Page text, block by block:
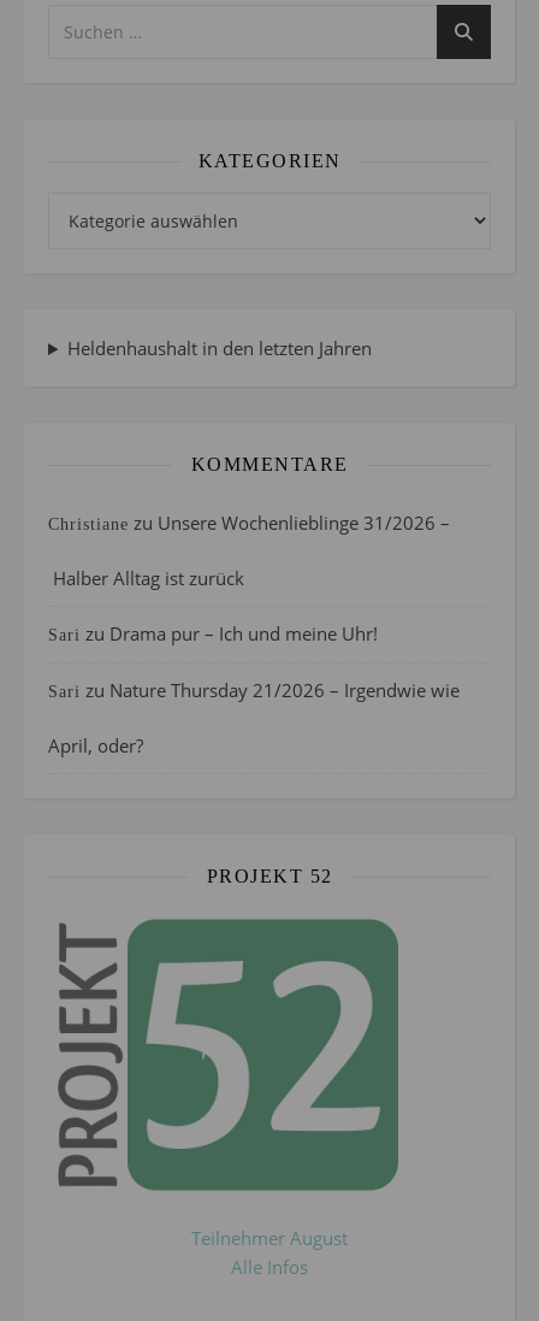
KATEGORIEN
Heldenhaushalt in den letzten Jahren
KOMMENTARE
Christiane zu Unsere Wochenlieblinge 31/2026 –
Halber Alltag ist zurück
Sari zu Drama pur – Ich und meine Uhr!
Sari zu Nature Thursday 21/2026 – Irgendwie wie
April, oder?
PROJEKT 52
Teilnehmer August
Alle Infos